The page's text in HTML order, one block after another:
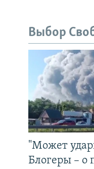
Выбор
"Может
Блогеры – о